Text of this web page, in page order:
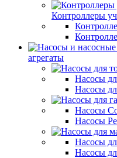
Контроллеры
агрегаты
Насосы
Насосы
Насосы
Насосы
Насосы
Насосы